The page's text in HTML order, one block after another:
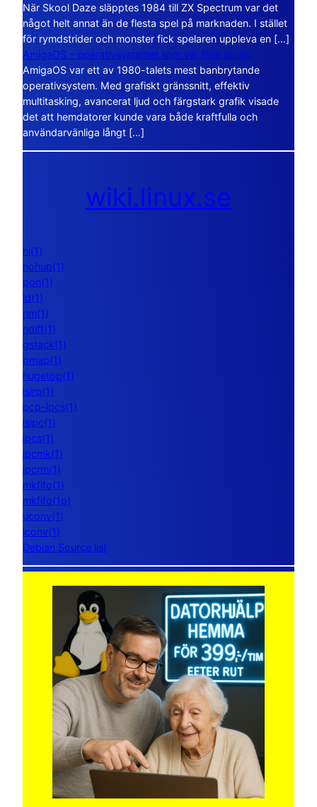
När Skool Daze släpptes 1984 till ZX Spectrum var det
något helt annat än de flesta spel på marknaden. I stället
för rymdstrider och monster fick spelaren uppleva en […]
AmigaOS – operativsystemet som var före sin tid
AmigaOS var ett av 1980-talets mest banbrytande
operativsystem. Med grafiskt gränssnitt, effektiv
multitasking, avancerat ljud och färgstark grafik visade
det att hemdatorer kunde vara både kraftfulla och
användarvänliga långt […]
wiki.linux.se
nl(1)
nohup(1)
pon(1)
ld(1)
nm(1)
ndiff(1)
gstack(1)
pmap(1)
hugetop(1)
lsirq(1)
pcp-ipcs(1)
lsipc(1)
ipcs(1)
ipcmk(1)
ipcrm(1)
mkfifo(1)
mkfifo(1p)
uconv(1)
iconv(1)
Debian Source list